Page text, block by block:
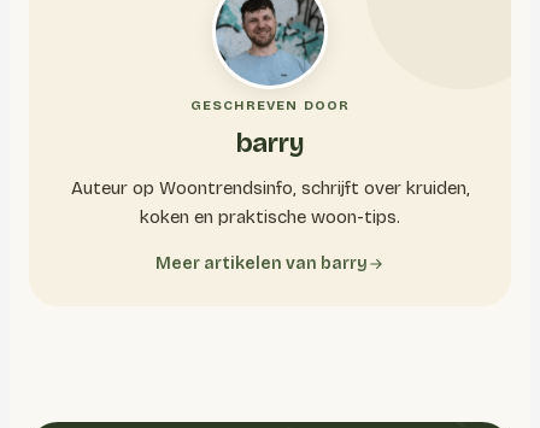
GESCHREVEN DOOR
barry
Auteur op Woontrendsinfo, schrijft over kruiden,
koken en praktische woon-tips.
Meer artikelen van barry